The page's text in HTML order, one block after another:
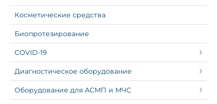
Косметические средства
Биопротезирование
COVID-19
Диагностическое оборудование
Оборудование для АСМП и МЧС